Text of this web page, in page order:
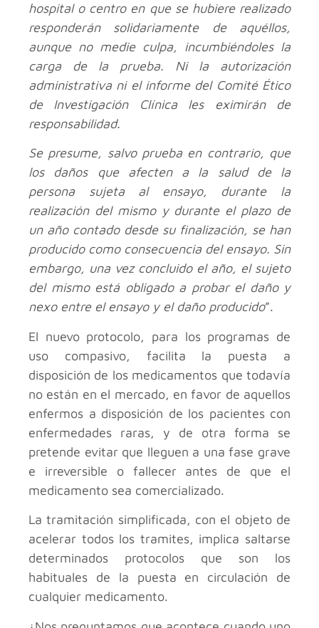
hospital o centro en que se hubiere realizado
responderán solidariamente de aquéllos,
aunque no medie culpa, incumbiéndoles la
carga de la prueba. Ni la autorización
administrativa ni el informe del Comité Ético
de Investigación Clínica les eximirán de
responsabilidad.
Se presume, salvo prueba en contrario, que
los daños que afecten a la salud de la
persona sujeta al ensayo, durante la
realización del mismo y durante el plazo de
un año contado desde su finalización, se han
producido como consecuencia del ensayo. Sin
embargo, una vez concluido el año, el sujeto
del mismo está obligado a probar el daño y
nexo entre el ensayo y el daño producido”.
El nuevo protocolo, para los programas de
uso compasivo, facilita la puesta a
disposición de los medicamentos que todavía
no están en el mercado, en favor de aquellos
enfermos a disposición de los pacientes con
enfermedades raras, y de otra forma se
pretende evitar que lleguen a una fase grave
e irreversible o fallecer antes de que el
medicamento sea comercializado.
La tramitación simplificada, con el objeto de
acelerar todos los tramites, implica saltarse
determinados protocolos que son los
habituales de la puesta en circulación de
cualquier medicamento.